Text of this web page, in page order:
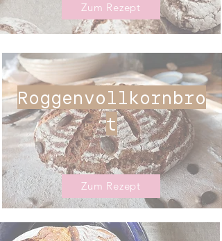
Zum Rezept
Roggenvollkornbro
t
Zum Rezept